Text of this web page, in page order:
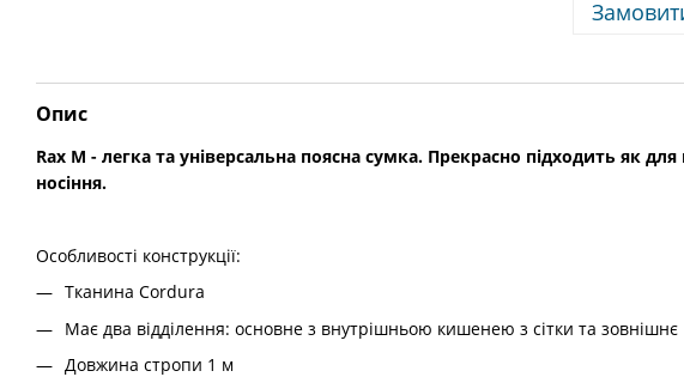
Опис
Rax M - легка та універсальна поясна сумка. Прекрасно підходить як
носіння.
Особливості конструкції:
Тканина Cordura
Має два відділення: основне з внутрішньою кишенею з сітки та зовнішнє
Довжина стропи 1 м